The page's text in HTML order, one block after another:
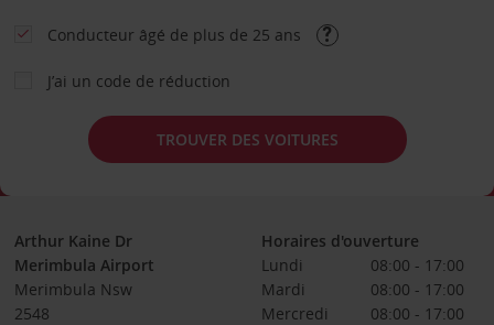
Conducteur âgé de plus de 25 ans
J’ai un code de réduction
TROUVER DES VOITURES
Arthur Kaine Dr
Merimbula Airport
Merimbula Nsw
2548
Horaires d'ouverture
Lundi
08:00 - 17:00
Mardi
08:00 - 17:00
Mercredi
08:00 - 17:00